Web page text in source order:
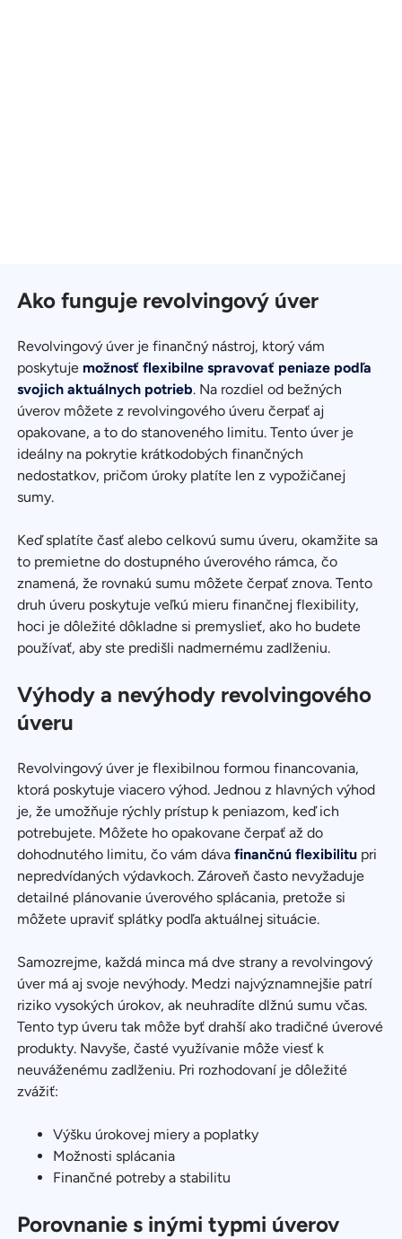
Ako funguje revolvingový úver
Revolvingový úver je finančný nástroj, ktorý vám
poskytuje možnosť flexibilne spravovať peniaze podľa
svojich aktuálnych potrieb. Na rozdiel od bežných
úverov môžete z revolvingového úveru čerpať aj
opakovane, a to do stanoveného limitu. Tento úver je
ideálny na pokrytie krátkodobých finančných
nedostatkov, pričom úroky platíte len z vypožičanej
sumy.
Keď splatíte časť alebo celkovú sumu úveru, okamžite sa
to premietne do dostupného úverového rámca, čo
znamená, že rovnakú sumu môžete čerpať znova. Tento
druh úveru poskytuje veľkú mieru finančnej flexibility,
hoci je dôležité dôkladne si premyslieť, ako ho budete
používať, aby ste predišli nadmernému zadlženiu.
Výhody a nevýhody revolvingového
úveru
Revolvingový úver je flexibilnou formou financovania,
ktorá poskytuje viacero výhod. Jednou z hlavných výhod
je, že umožňuje rýchly prístup k peniazom, keď ich
potrebujete. Môžete ho opakovane čerpať až do
dohodnutého limitu, čo vám dávafinančnú flexibilitu pri
nepredvídaných výdavkoch. Zároveň často nevyžaduje
detailné plánovanie úverového splácania, pretože si
môžete upraviť splátky podľa aktuálnej situácie.
Samozrejme, každá minca má dve strany a revolvingový
úver má aj svoje nevýhody. Medzi najvýznamnejšie patrí
riziko vysokých úrokov, ak neuhradíte dlžnú sumu včas.
Tento typ úveru tak môže byť drahší ako tradičné úverové
produkty. Navyše, časté využívanie môže viesť k
neuváženému zadlženiu. Pri rozhodovaní je dôležité
zvážiť:
Výšku úrokovej miery a poplatky
Možnosti splácania
Finančné potreby a stabilitu
Porovnanie s inými typmi úverov